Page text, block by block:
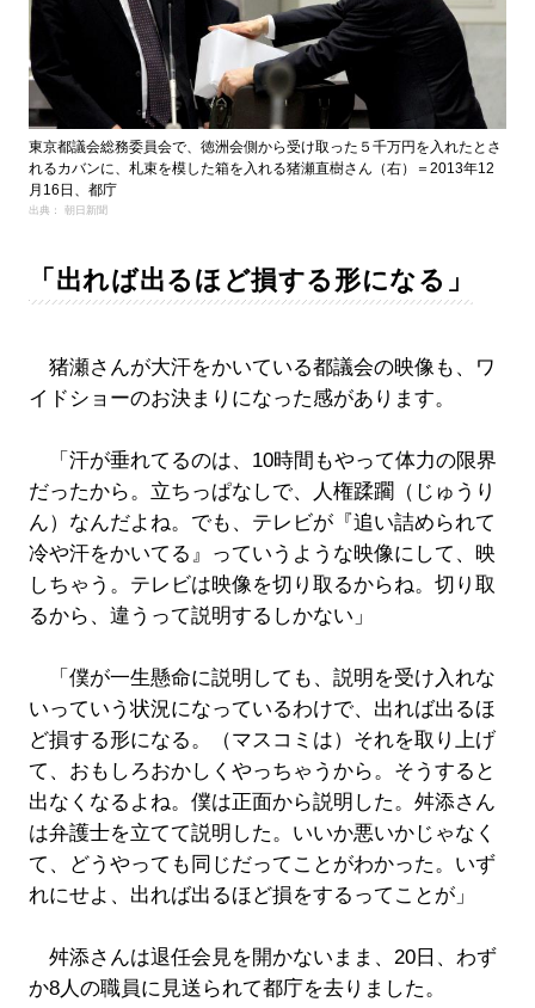
東京都議会総務委員会で、徳洲会側から受け取った５千万円を入れたとさ
れるカバンに、札束を模した箱を入れる猪瀬直樹さん（右）＝2013年12
月16日、都庁
出典： 朝日新聞
「出れば出るほど損する形になる」
猪瀬さんが大汗をかいている都議会の映像も、ワ
イドショーのお決まりになった感があります。
「汗が垂れてるのは、10時間もやって体力の限界
だったから。立ちっぱなしで、人権蹂躙（じゅうり
ん）なんだよね。でも、テレビが『追い詰められて
冷や汗をかいてる』っていうような映像にして、映
しちゃう。テレビは映像を切り取るからね。切り取
るから、違うって説明するしかない」
「僕が一生懸命に説明しても、説明を受け入れな
いっていう状況になっているわけで、出れば出るほ
ど損する形になる。（マスコミは）それを取り上げ
て、おもしろおかしくやっちゃうから。そうすると
出なくなるよね。僕は正面から説明した。舛添さん
は弁護士を立てて説明した。いいか悪いかじゃなく
て、どうやっても同じだってことがわかった。いず
れにせよ、出れば出るほど損をするってことが」
舛添さんは退任会見を開かないまま、20日、わず
か8人の職員に見送られて都庁を去りました。